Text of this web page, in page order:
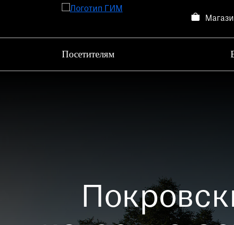
Посетителям
Посетителям
Выставки и события